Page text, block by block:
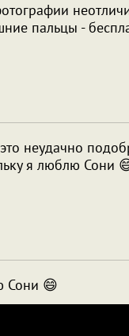
пальцы -
неудачно
я люблю Сони
Сони 😄